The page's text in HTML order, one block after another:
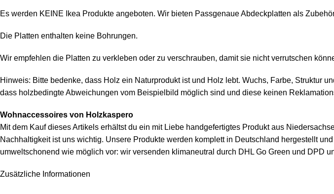
Es werden KEINE Ikea Produkte angeboten. Wir bieten Passgenaue Abdeckplatten als
Die Platten enthalten keine Bohrungen.
Wir empfehlen die Platten zu verkleben oder zu verschrauben, damit sie nicht verrutschen
Hinweis: Bitte bedenke, dass Holz ein Naturprodukt ist und Holz lebt. Wuchs, Farbe, Struktur
dass holzbedingte Abweichungen vom Beispielbild möglich sind und diese keinen
Wohnaccessoires von Holzkaspero
Mit dem Kauf dieses Artikels erhältst du ein mit Liebe handgefertigtes Produkt aus
Nachhaltigkeit ist uns wichtig. Unsere Produkte werden komplett in Deutschland hergestellt
umweltschonend wie möglich vor: wir versenden klimaneutral durch DHL Go Green und DPD
Zusätzliche Informationen